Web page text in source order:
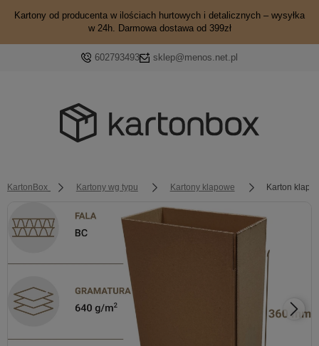
Kartony od producenta w ilościach hurtowych i detalicznych – wysyłka
w 24h. Darmowa dostawa od 399zł
602793493 sklep@menos.net.pl
KartonBox Kartony wg typu Kartony klapowe Karton